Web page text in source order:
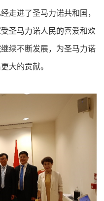
走进了圣马力诺共和国，
圣马力诺人民的喜爱和欢
继续不断发展，为圣马力诺
大的贡献。